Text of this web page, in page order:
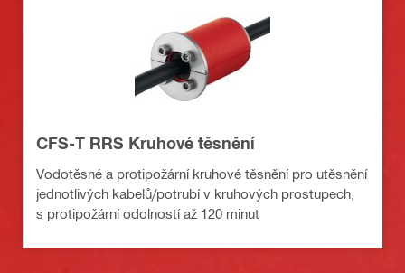
CFS-T RRS Kruhové těsnění
Vodotěsné a protipožární kruhové těsnění pro utěsnění
jednotlivých kabelů/potrubí v kruhových prostupech,
s protipožární odolností až 120 minut